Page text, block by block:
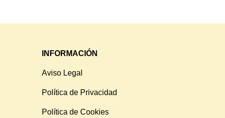
INFORMACIÓN
Aviso Legal
Política de Privacidad
Política de Cookies